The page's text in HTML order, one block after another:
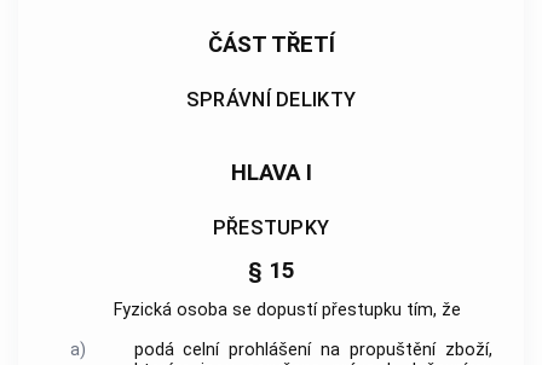
ČÁST TŘETÍ
SPRÁVNÍ DELIKTY
HLAVA I
PŘESTUPKY
§ 15
Fyzická osoba se dopustípřestupku tím, že
a)
podá celní prohlášení na propuštění zboží,